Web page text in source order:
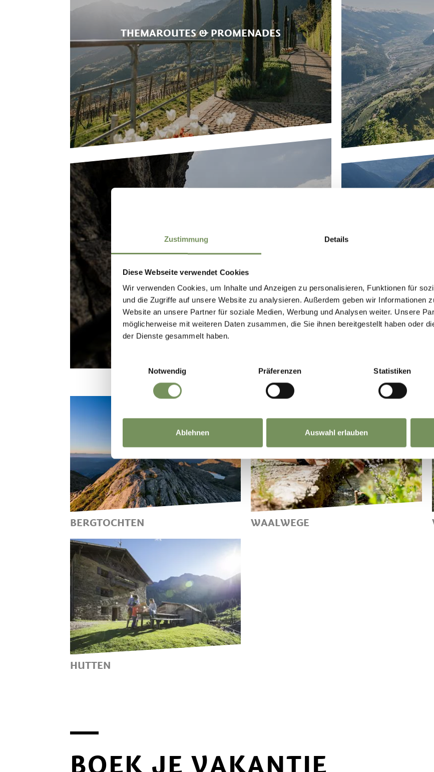
Zustimmung Details
Diese Webseite verwendet Cookies
Wir verwenden Cookies, um Inhalte und Anzeigen zu personalisieren, Funktionen für
und die Zugriffe auf unsere Website zu analysieren. Außerdem geben wir Informationen
Website an unsere Partner für soziale Medien, Werbung und Analysen weiter. Unsere
möglicherweise mit weiteren Daten zusammen, die Sie ihnen bereitgestellt haben oder
der Dienste gesammelt haben.
Einwilligungsauswahl
Notwendig
Präferenzen Statistiken
Ablehnen Auswahl erlauben
juli en augustus iets heel bijzonders: “Berg(ER)Leben”, het
THEMAROUTES & PROMENADES
MERANER HÖHENWEG
IN TIROLO KUNNEN
BERGBEKLIMMERS KIEZEN UIT
VELE TOCHTEN EN
WANDELMOGELIJKHEDEN.
BERGTOCHTEN
WAALWEGE
HUTTEN
BOEK JE VAKANTIE